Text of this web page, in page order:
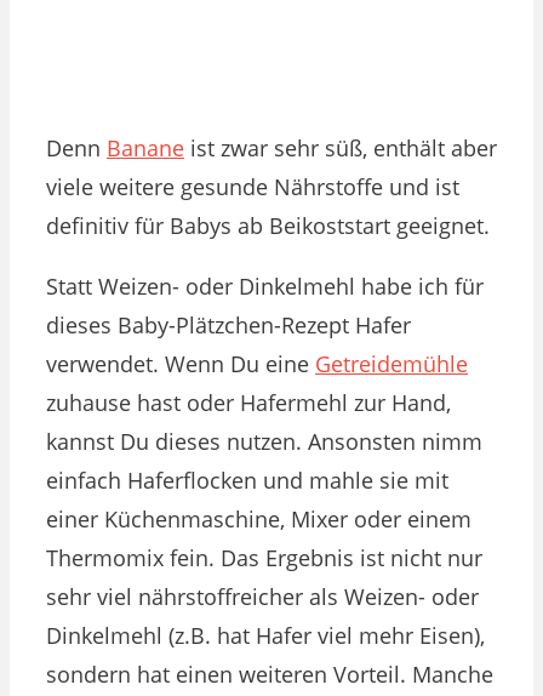
Denn Banane ist zwar sehr süß, enthält aber
viele weitere gesunde Nährstoffe und ist
definitiv für Babys ab Beikoststart geeignet.
Statt Weizen- oder Dinkelmehl habe ich für
dieses Baby-Plätzchen-Rezept Hafer
verwendet. Wenn Du eine Getreidemühle
zuhause hast oder Hafermehl zur Hand,
kannst Du dieses nutzen. Ansonsten nimm
einfach Haferflocken und mahle sie mit
einer Küchenmaschine, Mixer oder einem
Thermomix fein. Das Ergebnis ist nicht nur
sehr viel nährstoffreicher als Weizen- oder
Dinkelmehl (z.B. hat Hafer viel mehr Eisen),
sondern hat einen weiteren Vorteil. Manche